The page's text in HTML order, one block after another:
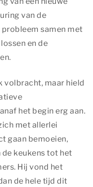
van de
samen met
en de
volbracht, maar hield
het begin erg aan.
met allerlei
gaan bemoeien,
keukens tot het
Hij vond het
de hele tijd dit